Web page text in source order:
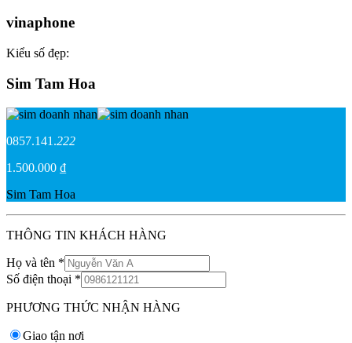
vinaphone
Kiểu số đẹp:
Sim Tam Hoa
0857.141.222
1.500.000 ₫
Sim Tam Hoa
THÔNG TIN KHÁCH HÀNG
Họ và tên *
Số điện thoại *
PHƯƠNG THỨC NHẬN HÀNG
Giao tận nơi